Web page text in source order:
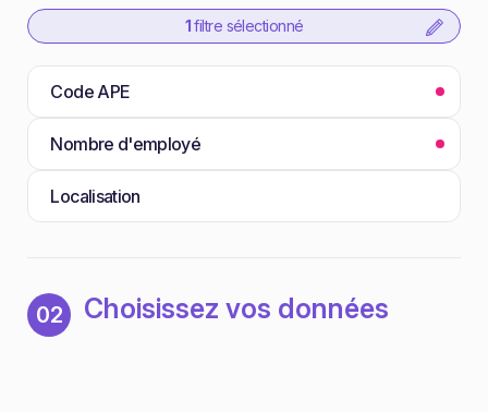
1 filtre sélectionné
Code APE
Nombre d'employé
Localisation
02 Choisissez vos données